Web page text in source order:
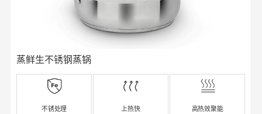
蒸鲜生不锈钢蒸锅
不锈处理 上热快 高热效聚能